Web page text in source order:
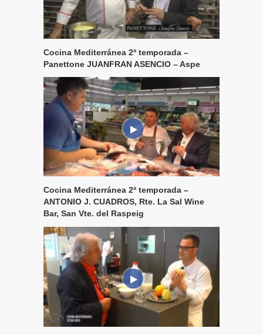
Cocina Mediterránea 2ª temporada –
Panettone JUANFRAN ASENCIO – Aspe
Cocina Mediterránea 2ª temporada –
ANTONIO J. CUADROS, Rte. La Sal Wine
Bar, San Vte. del Raspeig